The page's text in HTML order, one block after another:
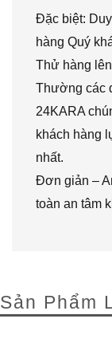
Đặc biệt:
hàng Quý
Thử hàng
Thường các
24KARA
khách hàng
nhất.
Đơn giản –
toàn an tâm
Sản Phẩm